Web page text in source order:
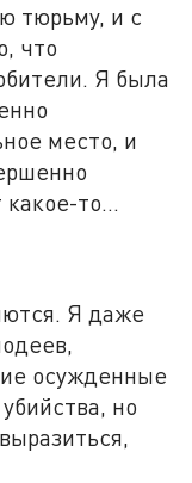
тюрьму, и с
что
Я была
место, и
то…
Я даже
осужденные
но